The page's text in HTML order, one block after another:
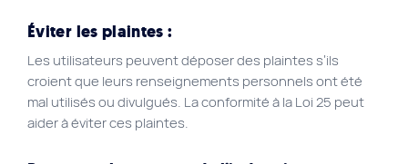
Éviter les plaintes :
Les utilisateurs peuvent déposer des plaintes s’ils
croient que leurs renseignements personnels ont été
mal utilisés ou divulgués. La conformité à la Loi 25 peut
aider à éviter ces plaintes.